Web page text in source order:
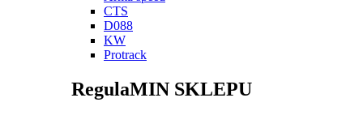
CTS
D088
KW
Protrack
RegulaMIN SKLEPU